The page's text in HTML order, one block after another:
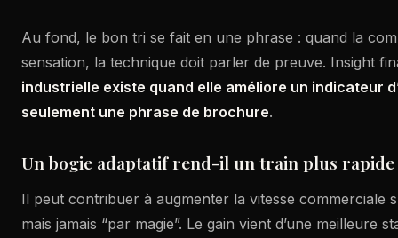
Au fond, le bon tri se fait en une phrase : quand la
sensation, la technique doit parler de preuve. Insight
industrielle existe quand elle améliore un indicateur
seulement une phrase de brochure.
Un bogie adaptatif rend-il un train plus rapide
Il peut contribuer à augmenter la vitesse commerciale
mais jamais “par magie”. Le gain vient d’une meilleure